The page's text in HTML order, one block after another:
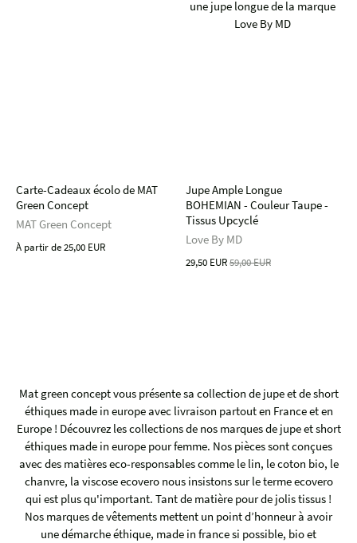
Carte-Cadeaux écolo de MAT
Green Concept
MAT Green Concept
À partir de25,00 EUR
Jupe Ample Longue
BOHEMIAN - Couleur Taupe -
Tissus Upcyclé
Love By MD
29,50 EUR59,00 EUR
Mat green concept vous présente sa collection de jupe et de short
éthiques made in europe avec livraison partout en France et en
Europe ! Découvrez les collections de nos marques de jupe et short
éthiques made in europe pour femme. Nos pièces sont conçues
avec des matières eco-responsables comme le lin, le coton bio, le
chanvre, la viscose ecovero nous insistons sur le terme ecovero
qui est plus qu'important. Tant de matière pour de jolis tissus !
Nos marques de vêtements mettent un point d’honneur à avoir
une démarche éthique, made in france si possible, bio et